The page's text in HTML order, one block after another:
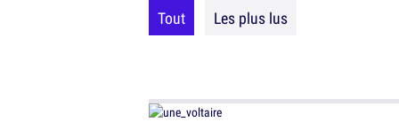
Tout Les plus lus